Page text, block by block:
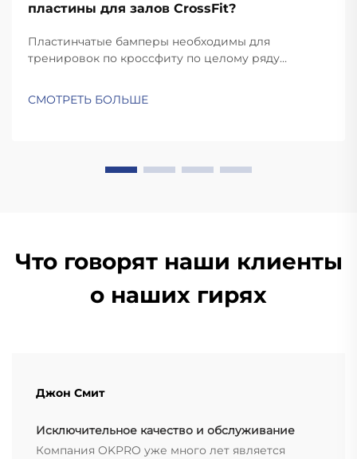
пластины для залов CrossFit?
Пластинчатые бамперы необходимы для
тренировок по кроссфиту по целому ряду
рывки и подъемы на грудь, при которых пластины
СМОТРЕТЬ БОЛЬШЕ
Что говорят наши клиенты
о наших гирях
Джон Смит
Исключительное качество и обслуживание
Компания OKPRO уже много лет является